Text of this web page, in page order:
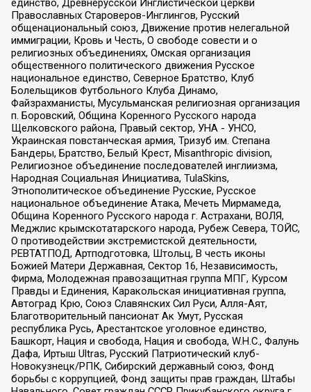
единство, Древнерусской Инглистической церкви
Православных Староверов-Инглингов, Русский
общенациональный союз, Движение против нелегальной
иммиграции, Кровь и Честь, О свободе совести и о
религиозных объединениях, Омская организация
общественного политического движения Русское
национальное единство, Северное Братство, Клуб
Болельщиков Футбольного Клуба Динамо,
Файзрахманисты, Мусульманская религиозная организация
п. Боровский, Община Коренного Русского народа
Щелковского района, Правый сектор, УНА - УНСО,
Украинская повстанческая армия, Тризуб им. Степана
Бандеры, Братство, Белый Крест, Misanthropic division,
Религиозное объединение последователей инглиизма,
Народная Социальная Инициатива, TulaSkins,
Этнополитическое объединение Русские, Русское
национальное объединение Атака, Мечеть Мирмамеда,
Община Коренного Русского народа г. Астрахани, ВОЛЯ,
Меджлис крымскотатарского народа, Рубеж Севера, ТОЙС,
О противодействии экстремистской деятельности,
РЕВТАТПОД, Артподготовка, Штольц, В честь иконы
Божией Матери Державная, Сектор 16, Независимость,
Фирма, Молодежная правозащитная группа МПГ, Курсом
Правды и Единения, Каракольская инициативная группа,
Автоград Крю, Союз Славянских Сил Руси, Алля-Аят,
Благотворительный пансионат Ак Умут, Русская
республика Русь, Арестантское уголовное единство,
Башкорт, Нация и свобода, Нация и свобода, W.H.С., Фалунь
Дафа, Иртыш Ultras, Русский Патриотический клуб-
Новокузнецк/РПК, Сибирский державный союз, Фонд
борьбы с коррупцией, Фонд защиты прав граждан, Штабы